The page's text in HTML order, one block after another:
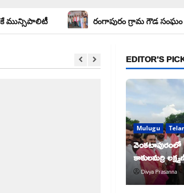
రంగాపురం గ్రామ గౌడ సంఘం
EDITOR'S
Mulugu
వెంకటాపురంలో
కాకులమర్రి
Divya Prasanna